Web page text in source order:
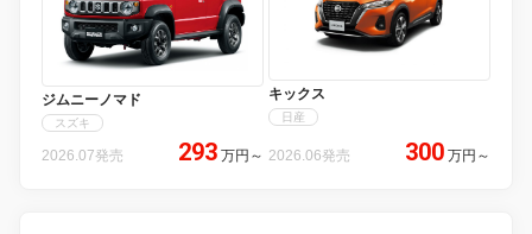
ジムニーノマド
スズキ
2026.07発売 293 万円 ～
キックス
日産
2026.06発売 300 万円 ～